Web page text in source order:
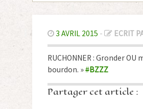
3 AVRIL 2015 - ECRIT
RUCHONNER : Gronder
bourdon. »#BZZZ
Partager cet article :